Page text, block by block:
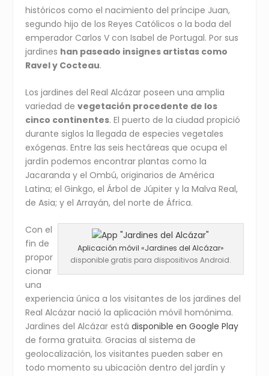
históricos como el nacimiento del príncipe Juan,
segundo hijo de los Reyes Católicos o la boda del
emperador Carlos V con Isabel de Portugal. Por sus
jardines han paseado insignes artistas como
Ravel y Cocteau.
Los jardines del Real Alcázar poseen una amplia
variedad devegetación procedente de los
cinco continentes. El puerto de la ciudad propició
durante siglos la llegada de especies vegetales
exógenas. Entre las seis hectáreas que ocupa el
jardín podemos encontrar plantas como la
Jacaranda y el Ombú, originarios de América
Latina; el Ginkgo, el Árbol de Júpiter y la Malva Real,
de Asia; y el Arrayán, del norte de África.
Aplicación móvil «Jardines del Alcázar»
disponible gratis para dispositivos Android.
Con el
fin de
propor
cionar
una
experiencia única a los visitantes de los jardines del
Real Alcázar nació la aplicación móvil homónima.
Jardines del Alcázar estádisponible en Google Play
de forma gratuita. Gracias al sistema de
geolocalización, los visitantes pueden saber en
todo momento su ubicación dentro del jardín y